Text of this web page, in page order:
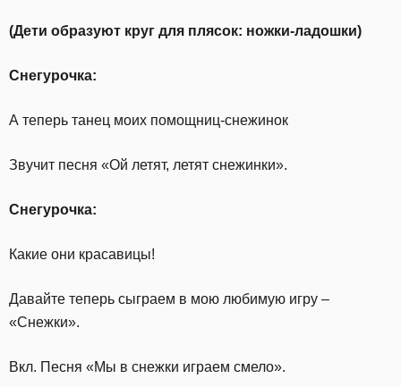
(Дети образуют круг для плясок: ножки-ладошки)
Снегурочка:
А теперь танец моих помощниц-снежинок
Звучит песня «Ой летят, летят снежинки».
Снегурочка:
Какие они красавицы!
Давайте теперь сыграем в мою любимую игру –
«Снежки».
Вкл. Песня «Мы в снежки играем смело».